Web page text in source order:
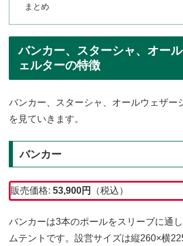
まとめ
バンカー、スターシャ、オー
ェルターの特徴
バンカー、スターシャ、オールウェザー
を見ていきます。
バンカー
販売価格: 53,900円 （税込）
バンカーは3本のポールをスリーブに通
ムテントです。設営サイズは縦260×横